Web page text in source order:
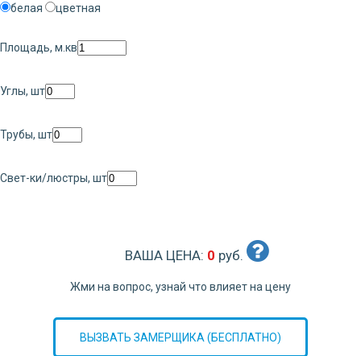
белая цветная
Площадь, м.кв
Углы, шт
Трубы, шт
Свет-ки/люстры, шт
ВАША ЦЕНА: 0 руб.
Жми на вопрос, узнай что влияет на цену
ВЫЗВАТЬ ЗАМЕРЩИКА (БЕСПЛАТНО)